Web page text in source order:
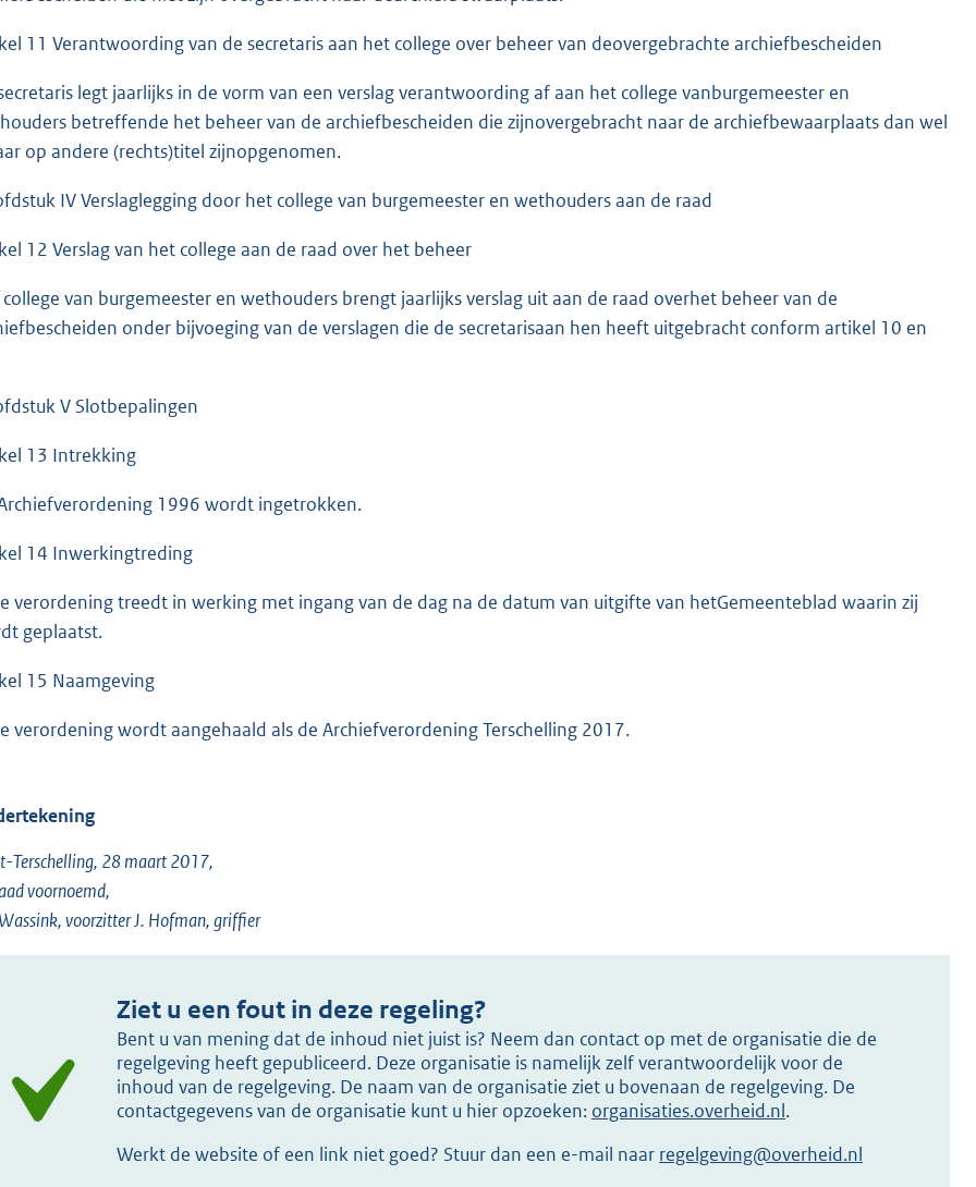
11 Verantwoording van de secretaris aan het college over beheer van deovergebrachte archiefbescheiden
legt jaarlijks in de vorm van een verslag verantwoording af aan het college vanburgemeester en
betreffende het beheer van de archiefbescheiden die zijnovergebracht naar de archiefbewaarplaats dan wel
op andere (rechts)titel zijnopgenomen.
IV Verslaglegging door het college van burgemeester en wethouders aan de raad
12 Verslag van het college aan de raad over het beheer
van burgemeester en wethouders brengt jaarlijks verslag uit aan de raad overhet beheer van de
onder bijvoeging van de verslagen die de secretarisaan hen heeft uitgebracht conform artikel 10 en
V Slotbepalingen
13 Intrekking
1996 wordt ingetrokken.
14 Inwerkingtreding
verordening treedt in werking met ingang van de dag na de datum van uitgifte van hetGemeenteblad waarin zij
geplaatst.
15 Naamgeving
verordening wordt aangehaald als de Archiefverordening Terschelling 2017.
Terschelling, 28 maart 2017,
voornoemd,
voorzitter J. Hofman, griffier
Ziet u een fout in deze regeling?
Bent u van mening dat de inhoud niet juist is? Neem dan contact op met de organisatie die de
regelgeving heeft gepubliceerd. Deze organisatie is namelijk zelf verantwoordelijk voor de
inhoud van de regelgeving. De naam van de organisatie ziet u bovenaan de regelgeving. De
contactgegevens van de organisatie kunt u hier opzoeken: organisaties.overheid.nl.
Werkt de website of een link niet goed? Stuur dan een e-mail naar regelgeving@overheid.nl